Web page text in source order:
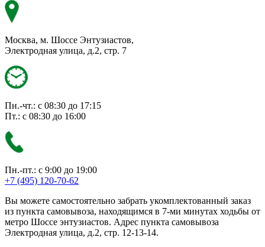
Москва, м. Шоссе Энтузиастов,
Электродная улица, д.2, стр. 7
Пн.-чт.: с 08:30 до 17:15
Пт.: с 08:30 до 16:00
Пн.-пт.: с 9:00 до 19:00
+7 (495) 120-70-62
Вы можете самостоятельно забрать укомплектованный заказ
из пункта самовывоза, находящимся в 7-ми минутах ходьбы от
метро Шоссе энтузиастов. Адрес пункта самовывоза
Электродная улица, д.2, стр. 12-13-14.